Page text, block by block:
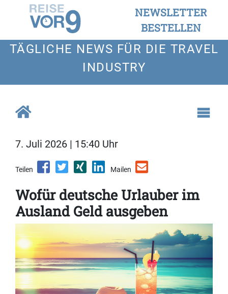
NEWSLETTER
BESTELLEN
TÄGLICHE NEWS FÜR DIE TRAVEL
INDUSTRY
7. Juli 2026 | 15:40 Uhr
Teilen Mailen
Wofür deutsche Urlauber im
Ausland Geld ausgeben